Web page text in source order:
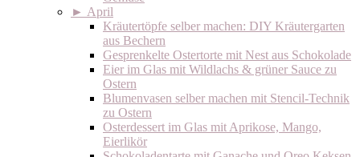
► April
Kräutertöpfe selber machen: DIY Kräutergarten
aus Bechern
Gesprenkelte Ostertorte mit Nest aus Schokolade
Eier im Glas mit Wildlachs & grüner Sauce zu
Ostern
Blumenvasen selber machen mit Stencil-Technik
zu Ostern
Osterdessert im Glas mit Aprikose, Mango,
Eierlikör